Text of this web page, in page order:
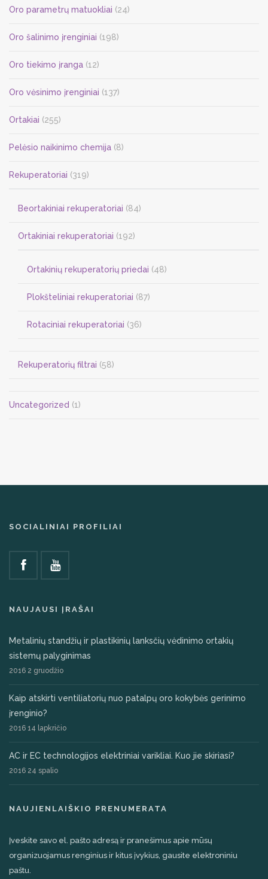
Oro parametrų matuokliai (24)
Oro šalinimo įrenginiai (198)
Oro tiekimo įranga (12)
Oro vėsinimo įrenginiai (137)
Ortakiai (255)
Pelėsio naikinimo chemija (8)
Rekuperatoriai (319)
Beortakiniai rekuperatoriai (84)
Ortakiniai rekuperatoriai (192)
Ortakinių rekuperatorių priedai (48)
Plokšteliniai rekuperatoriai (87)
Rotaciniai rekuperatoriai (36)
Rekuperatorių filtrai (58)
Uncategorized (1)
SOCIALINIAI PROFILIAI
NAUJAUSI ĮRAŠAI
Metalinių standžių ir plastikinių lanksčių vėdinimo ortakių
sistemų palyginimas
2016 2 gruodžio
Kaip atskirti ventiliatorių nuo patalpų oro kokybės gerinimo
įrenginio?
2016 14 lapkričio
AC ir EC technologijos elektriniai varikliai. Kuo jie skiriasi?
2016 24 spalio
NAUJIENLAIŠKIO PRENUMERATA
Įveskite savo el. pašto adresą ir pranešimus apie mūsų
organizuojamus renginius ir kitus įvykius, gausite elektroniniu
paštu.